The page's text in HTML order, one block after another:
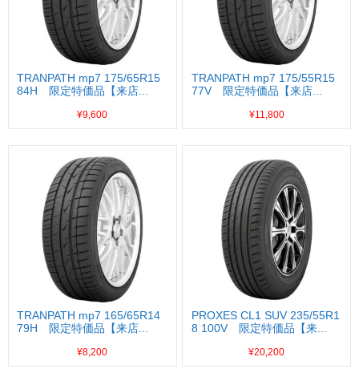
TRANPATH mp7 175/65R15
84H 限定特価品【来店...
¥9,600
TRANPATH mp7 175/55R15
77V 限定特価品【来店...
¥11,800
TRANPATH mp7 165/65R14
79H 限定特価品【来店...
¥8,200
PROXES CL1 SUV 235/55R1
8 100V 限定特価品【来...
¥20,200